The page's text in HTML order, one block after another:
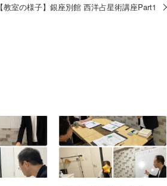
【教室の様子】銀座別館 西洋占星術講座Part1